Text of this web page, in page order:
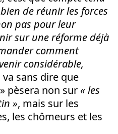
de réunir les forces
pas pour leur
sur une réforme déjà
comment
considérable,
va sans dire que
pèsera non sur « les
», mais sur les
les chômeurs et les